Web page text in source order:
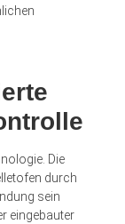
Die
durch
sein
eingebauter